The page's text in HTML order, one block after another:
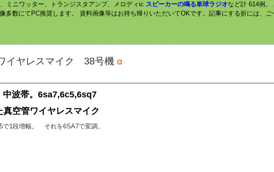
ミニワッター、トランジスタアンプ、メロディic スピーカーの鳴る単球ラジオなど計 614例
数にてPC推奨します。 資料画像等はお持ち帰りいただいてOKです。記事にする折には、ご
ヤレスマイク 38号機
中波帯。6sa7,6c5,6sq7
空管ワイヤレスマイク
で1段増幅。 それを6SA7で変調。